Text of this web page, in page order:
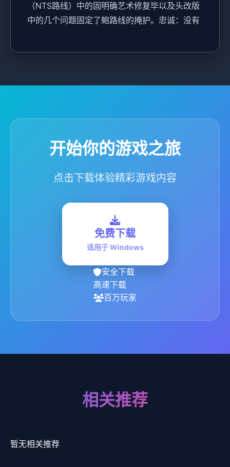
（NTS路线）中的固明确艺术修复毕以及头改版
中的几个问题固定了鲍路线的掩护。忠诚：没有
开始你的游戏之旅
点击下载体验精彩游戏内容
免费下载
适用于 Windows
安全下载
高速下载
百万玩家
相关推荐
暂无相关推荐